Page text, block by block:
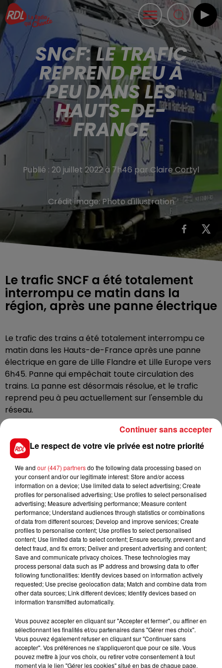
SNCF: LE TRAFIC
REPREND PEU À
PEU DANS LES
HAUTS-DE-
FRANCE
Publié : 20 juillet 2022 à 7h46 par Claire Cortyl
Crédit image:Photo d'illustration
Le trafic SNCF a été totalement
interrompu ce matin dans la
région, après une panne électrique
Le trafic des trains a été totalement interrompu ce
matin dans les Hauts-de-France après une panne
électrique en gare de Lille Flandre et Lille Europe vers
6h45. Panne qui empêchait toute circulation des
trains. La panne est désormais résolue, et le trafic
reprend peu à peu actuellement sur l'ensemble du
réseau.
La SNCF invite les usagerqs à se rendre en gare ou sur
leur compte twitter pour suivre l’évolution du trafic.
FIL D'ACTUS
15 juillet 2026
BÉTHUNE: ENQUÊTE POUR HOMICIDE
VOLONTAIRE EN COURS, APRÈS LA...
Selon les premiers éléments, le logement servait
à des prostituées
Le respect de votre vie privée est notre priorité
We and our (447) partnersdo the following data processing based on
your consent and/or our legitimate interest: Store and/or access
information on a device; Use limited data to select advertising; Create
profiles for personalised advertising; Use profiles to select personalised
advertising; Measure advertising performance; Measure content
performance; Understand audiences through statistics or combinations
of data from different sources; Develop and improve services; Create
profiles to personalise content; Use profiles to select personalised
content; Use limited data to select content; Ensure security, prevent and
detect fraud, and fix errors; Deliver and present advertising and content;
Save and communicate privacy choices. These technologies may
process personal data such as IP address and browsing data to offer
following functionalities: Identify devices based on information actively
requested; Use precise geolocation data; Match and combine data from
other data sources; Link different devices; Identify devices based on
information transmitted automatically.
Vous pouvez accepter en cliquant sur "Accepter et fermer", ou affiner en
sélectionnant les finalités et/ou partenaires dans "Gérer mes choix".
Vous pouvez également refuser en cliquant sur "Continuer sans
accepter". Vos préférences ne s'appliqueront que pour ce site. Vous
pouvez mettre à jour vos choix, ou retirer votre consentement à tout
moment via le lien "Gérer les cookies" situé en bas de chaque page.
Continuer sans accepter